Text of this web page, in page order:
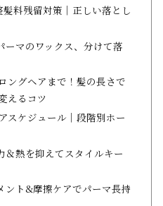
髪料残留対策│正しい落とし
ーマのワックス、分けて落
ングヘアまで！髪の長さで
えるコツ
スケジュール│段階別ホー
＆熱を抑えてスタイルキー
ント&摩擦ケアでパーマ長持